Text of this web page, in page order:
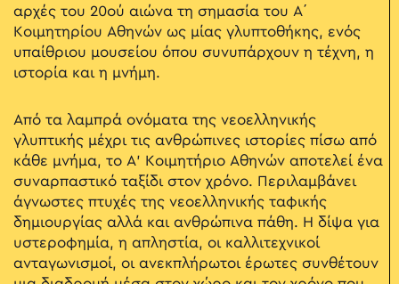
αρχές του 20ού αιώνα τη σημασία του Α΄
Κοιμητηρίου Αθηνών ως μίας γλυπτοθήκης, ενός
υπαίθριου μουσείου όπου συνυπάρχουν η τέχνη, η
ιστορία και η μνήμη.
Από τα λαμπρά ονόματα της νεοελληνικής
γλυπτικής μέχρι τις ανθρώπινες ιστορίες πίσω από
κάθε μνήμα, το Α' Κοιμητήριο Αθηνών αποτελεί ένα
συναρπαστικό ταξίδι στον χρόνο. Περιλαμβάνει
άγνωστες πτυχές της νεοελληνικής ταφικής
δημιουργίας αλλά και ανθρώπινα πάθη. Η δίψα για
υστεροφημία, η απληστία, οι καλλιτεχνικοί
ανταγωνισμοί, οι ανεκπλήρωτοι έρωτες συνθέτουν